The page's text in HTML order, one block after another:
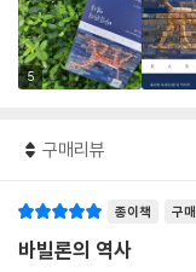
5
구매리뷰
종이책 구매
바빌론의 역사